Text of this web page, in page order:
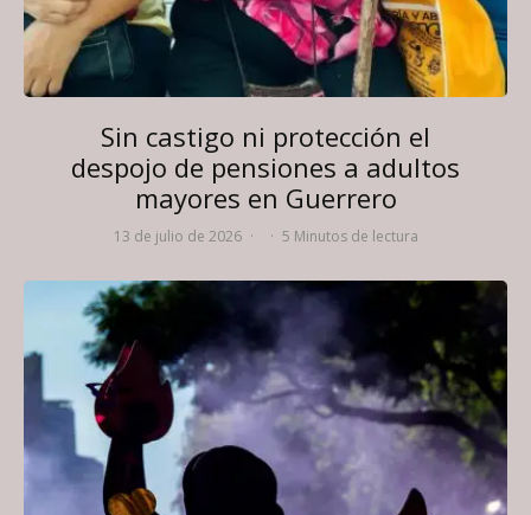
Sin castigo ni protección el
despojo de pensiones a adultos
mayores en Guerrero
13 de julio de 2026 · · 5 Minutos de lectura